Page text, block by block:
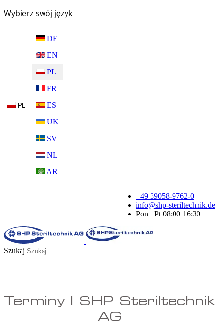
Wybierz swój język
PL
DE
EN
PL
FR
ES
UK
SV
NL
AR
+49 39058-9762-0
info@shp-steriltechnik.de
Pon - Pt 08:00-16:30
Szukaj
Terminy | SHP Steriltechnik
AG